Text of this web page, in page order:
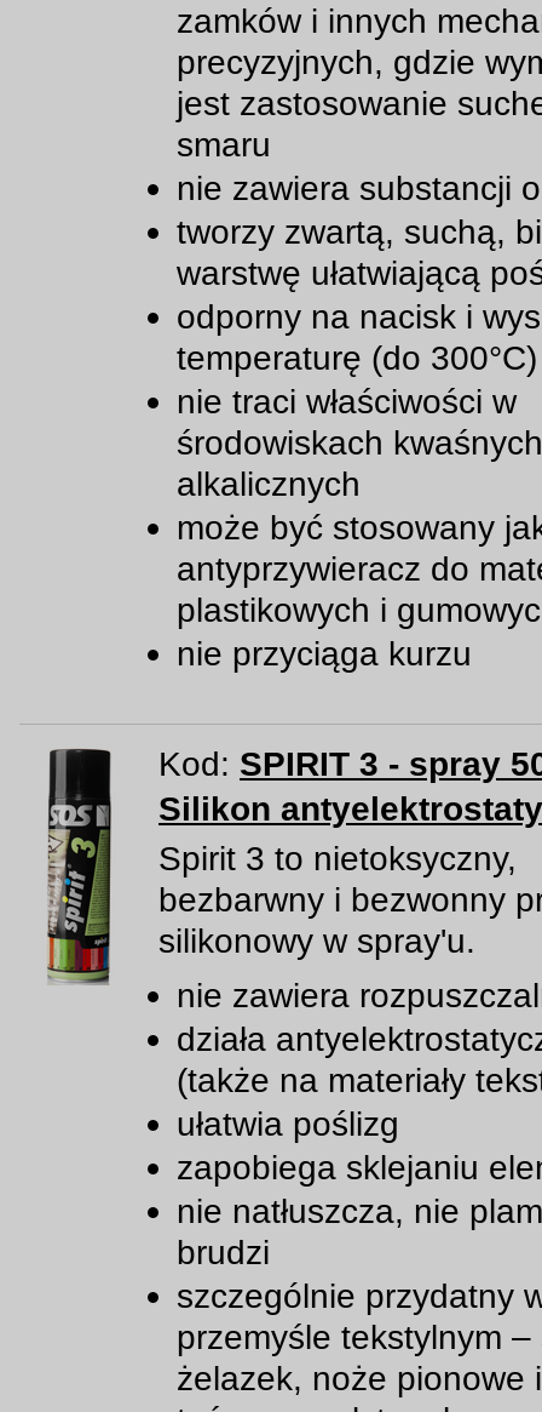
zamków i innych
precyzyjnych, gdzie
jest zastosowanie
smaru
nie zawiera substancji
tworzy zwartą, suchą,
warstwę ułatwiającą
odporny na nacisk i
temperaturę (do 300°C)
nie traci właściwości w
środowiskach
alkalicznych
może być stosowany
antyprzywieracz do
plastikowych i
nie przyciąga kurzu
Kod: SPIRIT 3 - spray
Silikon
Spirit 3 to nietoksyczny,
bezbarwny i bezwonny
silikonowy w spray'u.
nie zawiera
działa
(także na materiały
ułatwia poślizg
zapobiega sklejaniu
nie natłuszcza, nie
brudzi
szczególnie przydatny
przemyśle tekstylnym –
żelazek, noże pionowe i